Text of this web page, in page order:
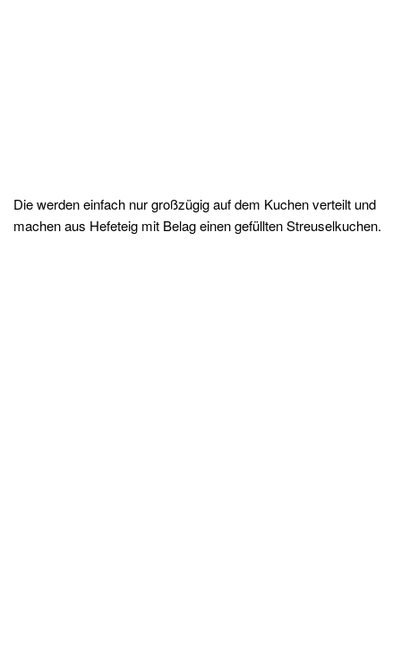
Die werden einfach nur großzügig auf dem Kuchen verteilt und
machen aus Hefeteig mit Belag einen gefüllten Streuselkuchen.